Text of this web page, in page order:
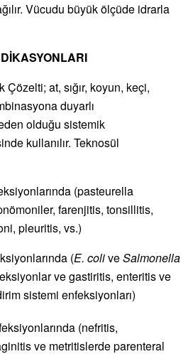
Vücudu büyük ölçüde idrarla
at, sığır, koyun, keçi,
duyarlı
olduğu sistemik
kullanılır. Teknosül
(pasteurella
farenjitis, tonsillitis,
pleuritis, vs.)
(E. coliveSalmonella
ve gastiritis, enteritis ve
sistemi enfeksiyonları)
(nefritis,
ve metritislerde parenteral